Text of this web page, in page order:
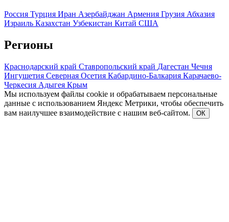
Россия Турция Иран Азербайджан Армения Грузия Абхазия
Израиль Казахстан Узбекистан Китай США
Регионы
Краснодарский край Ставропольский край Дагестан Чечня
Ингушетия Северная Осетия Кабардино-Балкария Карачаево-
Черкесия Адыгея Крым
Мы используем файлы cookie и обрабатываем персональные
данные с использованием Яндекс Метрики, чтобы обеспечить
вам наилучшее взаимодействие с нашим веб-сайтом.
ОК